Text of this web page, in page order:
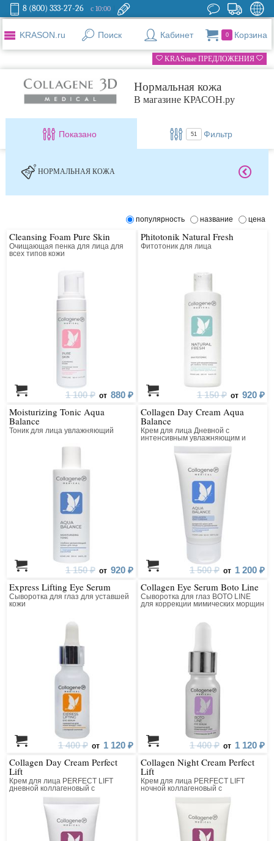
8 (800) 333-27-26 с 10:00
KRASON.ru Поиск Кабинет 0 Корзина
KRASные ПРЕДЛОЖЕНИЯ
Нормальная кожа
В магазине КРАСОН.ру
Показано 51 Фильтр
НОРМАЛЬНАЯ КОЖА
популярность название цена
Cleansing Foam Pure Skin
Очищающая пенка для лица для
всех типов кожи
1 100 ₽ от 880 ₽
Phitotonik Natural Fresh
Фитотоник для лица
1 150 ₽ от 920 ₽
Moisturizing Tonic Aqua
Balance
Тоник для лица увлажняющий
1 150 ₽ от 920 ₽
Collagen Day Cream Aqua
Balance
Крем для лица Дневной с
интенсивным увлажняющим и
лифтинг действием
1 500 ₽ от 1 200 ₽
Express Lifting Eye Serum
Сыворотка для глаз для уставшей
кожи
1 400 ₽ от 1 120 ₽
Collagen Eye Serum Boto Line
Сыворотка для глаз BOTO LINE
для коррекции мимических морщин
1 400 ₽ от 1 120 ₽
Collagen Day Cream Perfect
Lift
Крем для лица PERFECT LIFT
дневной коллагеновый с
матриксилом
Collagen Night Cream Perfect
Lift
Крем для лица PERFECT LIFT
ночной коллагеновый с
матриксилом